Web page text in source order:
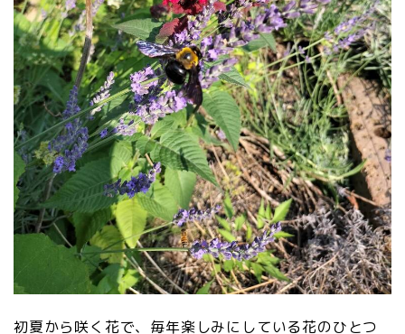
初夏から咲く花で、毎年楽しみにしている花のひとつ